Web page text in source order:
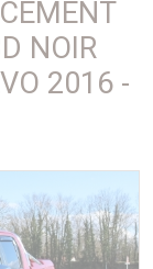
NOIR
2016 -